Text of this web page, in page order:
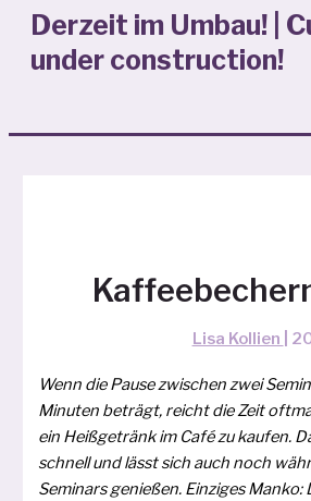
Derzeit im Umbau! |
under construction!
Lisa Kollien
Wenn die Pause zwi­schen zwei
Minuten beträgt, reicht die Zeit
ein Heißgetränk im Café zu kau­fen.
schnell und lässt sich auch noch
Seminars genie­ßen. Einziges Manko: